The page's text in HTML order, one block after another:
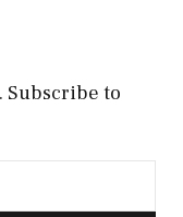
Subscribe to